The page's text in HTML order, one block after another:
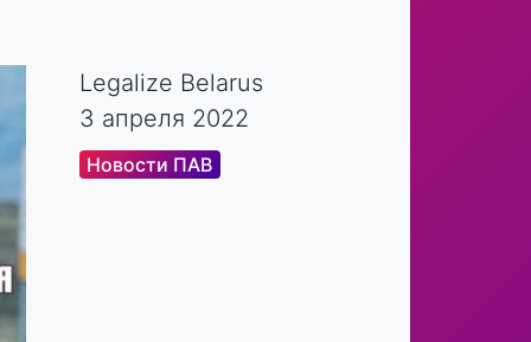
Legalize Belarus
3 апреля 2022
Новости ПАВ